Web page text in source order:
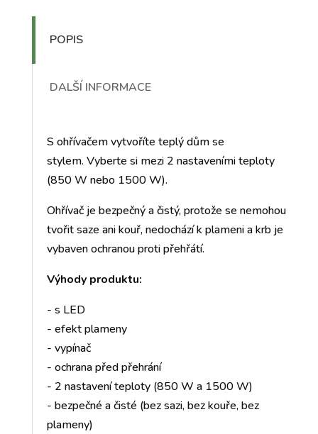
POPIS
DALŠÍ INFORMACE
S ohřívačem vytvoříte teplý dům se
stylem. Vyberte si mezi 2 nastaveními teploty
(850 W nebo 1500 W).
Ohřívač je bezpečný a čistý, protože se nemohou
tvořit saze ani kouř, nedochází k plameni a krb je
vybaven ochranou proti přehřátí.
Výhody produktu:
- s LED
- efekt plameny
- vypínač
- ochrana před přehrání
- 2 nastavení teploty (850 W a 1500 W)
- bezpečné a čisté (bez sazi, bez kouře, bez
plameny)